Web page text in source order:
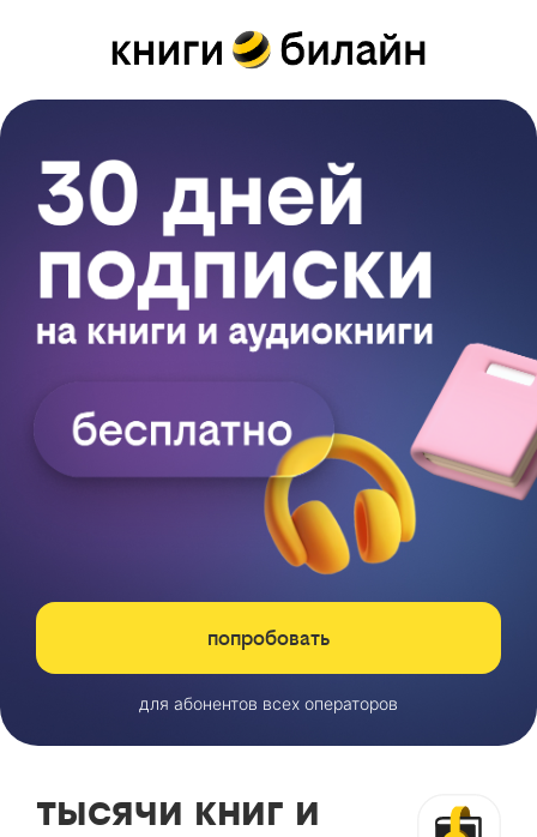
попробовать
для абонентов всех операторов
тысячи книг и